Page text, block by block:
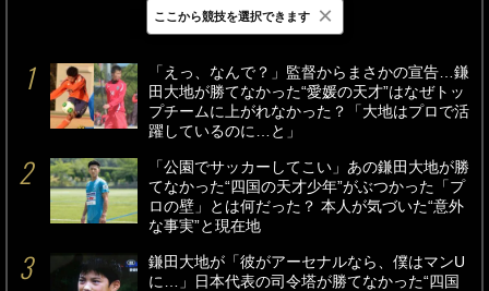
最新 24時間 週間
「えっ、なんで？」監督からまさかの宣告…鎌
田大地が勝てなかった“愛媛の天才”はなぜトッ
プチームに上がれなかった？「大地はプロで活
躍しているのに…と」
「公園でサッカーしてこい」あの鎌田大地が勝
てなかった“四国の天才少年”がぶつかった「プ
ロの壁」とは何だった？ 本人が気づいた“意外
な事実”と現在地
鎌田大地が「彼がアーセナルなら、僕はマンU
に…」日本代表の司令塔が勝てなかった“四国
ここから競技を選択できます ×